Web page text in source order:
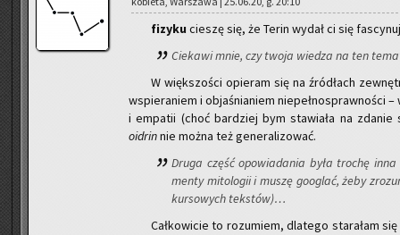
fi­zy­ku cie­szę się, że Terin wydał ci się
Cie­ka­wi mnie, czy twoja wie­dza na ten
W więk­szo­ści opie­ram się na źró­dłach
wspie­ra­niem i ob­ja­śnia­niem nie­peł­no­spraw­no­ści
i em­pa­tii (choć bar­dziej bym sta­wia­ła na
oidrinnie można też ge­ne­ra­li­zo­wać.
Druga część opo­wia­da­nia była tro­chę
men­ty mi­to­lo­gii i muszę go­oglać, żeby
kur­so­wych tek­stów)…
Cał­ko­wi­cie to ro­zu­miem, dla­te­go sta­ra­łam